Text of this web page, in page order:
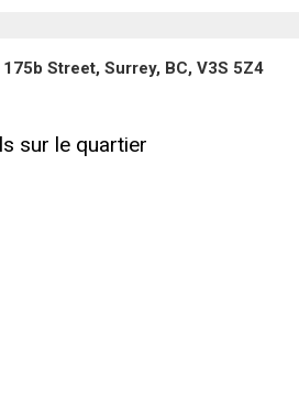
Street, Surrey, BC, V3S 5Z4
sur le quartier